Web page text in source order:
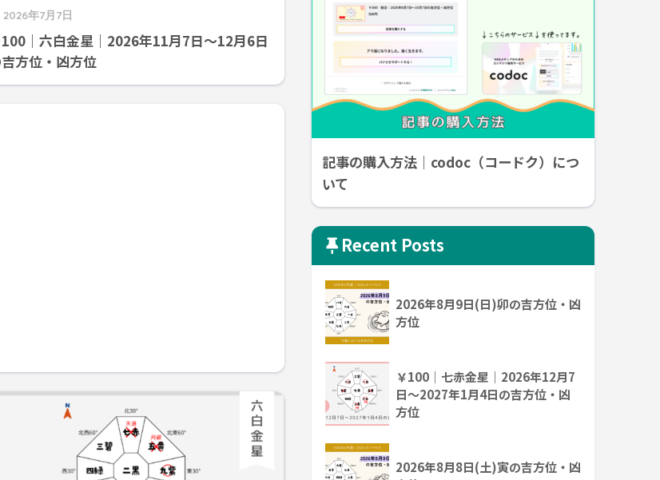
2026年7月7日
100｜六白金星｜2026年11月7日～12月6日
方位・凶方位
記事の購入方法｜codoc（コードク）につ
いて
Recent Posts
2026年8月9日(日)卯の吉方位・凶
方位
￥100｜七赤金星｜2026年12月7
日～2027年1月4日の吉方位・凶
方位
2026年8月8日(土)寅の吉方位・凶